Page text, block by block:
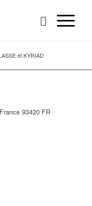
et KYRIAD
93420 FR